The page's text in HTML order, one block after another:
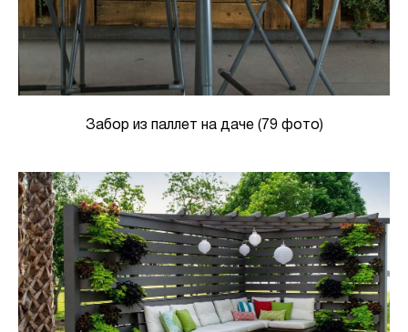
Забор из паллет на даче (79 фото)